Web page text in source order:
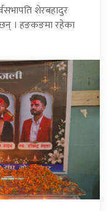
शेरबहादुर
। हङकङमा रहेका